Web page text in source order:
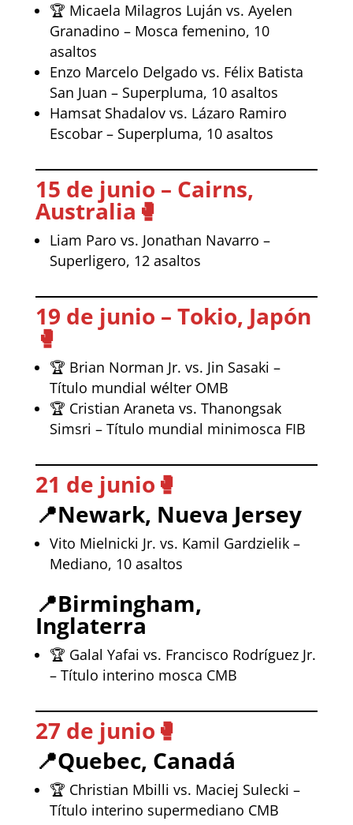
🏆 Micaela Milagros Luján vs. Ayelen
Granadino – Mosca femenino, 10
asaltos
Enzo Marcelo Delgado vs. Félix Batista
San Juan – Superpluma, 10 asaltos
Hamsat Shadalov vs. Lázaro Ramiro
Escobar – Superpluma, 10 asaltos
15 de junio – Cairns,
Australia 🥊
Liam Paro vs. Jonathan Navarro –
Superligero, 12 asaltos
19 de junio – Tokio, Japón
🥊
🏆 Brian Norman Jr. vs. Jin Sasaki –
Título mundial wélter OMB
🏆 Cristian Araneta vs. Thanongsak
Simsri – Título mundial minimosca FIB
21 de junio 🥊
📍Newark, Nueva Jersey
Vito Mielnicki Jr. vs. Kamil Gardzielik –
Mediano, 10 asaltos
📍Birmingham,
Inglaterra
🏆 Galal Yafai vs. Francisco Rodríguez Jr.
– Título interino mosca CMB
27 de junio 🥊
📍Quebec, Canadá
🏆 Christian Mbilli vs. Maciej Sulecki –
Título interino supermediano CMB